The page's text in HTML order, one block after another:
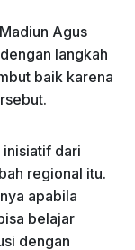
Agus
langkah
baik karena
inisiatif dari
regional itu.
apabila
belajar
dengan